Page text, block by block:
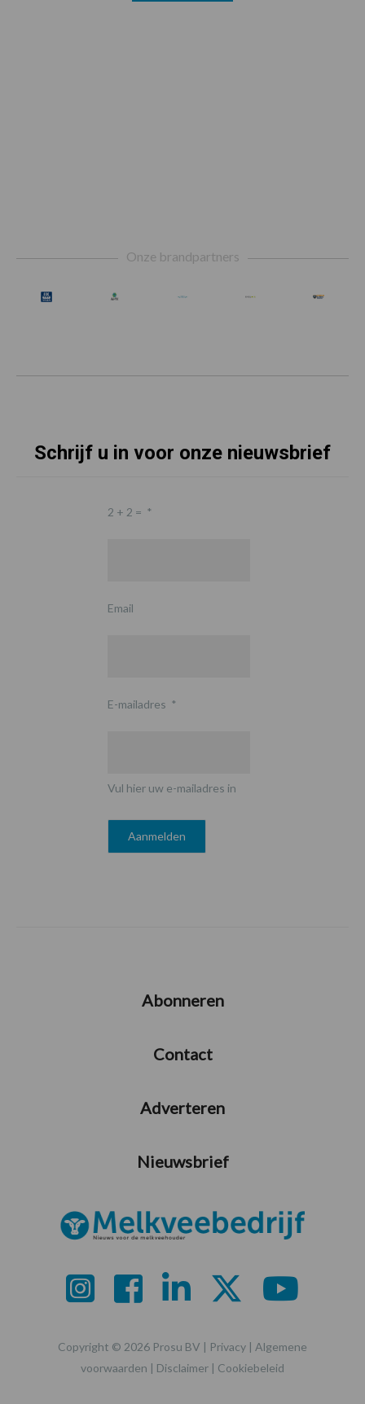
Onze brandpartners
Schrijf u in voor onze nieuwsbrief
2 + 2 = *
Email
E-mailadres *
Vul hier uw e-mailadres in
Abonneren
Contact
Adverteren
Nieuwsbrief
Copyright © 2026 Prosu BV | Privacy | Algemene
voorwaarden | Disclaimer | Cookiebeleid